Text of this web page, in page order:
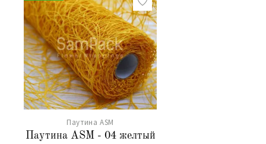
Паутина ASM
Паутина ASM - 04 желтый